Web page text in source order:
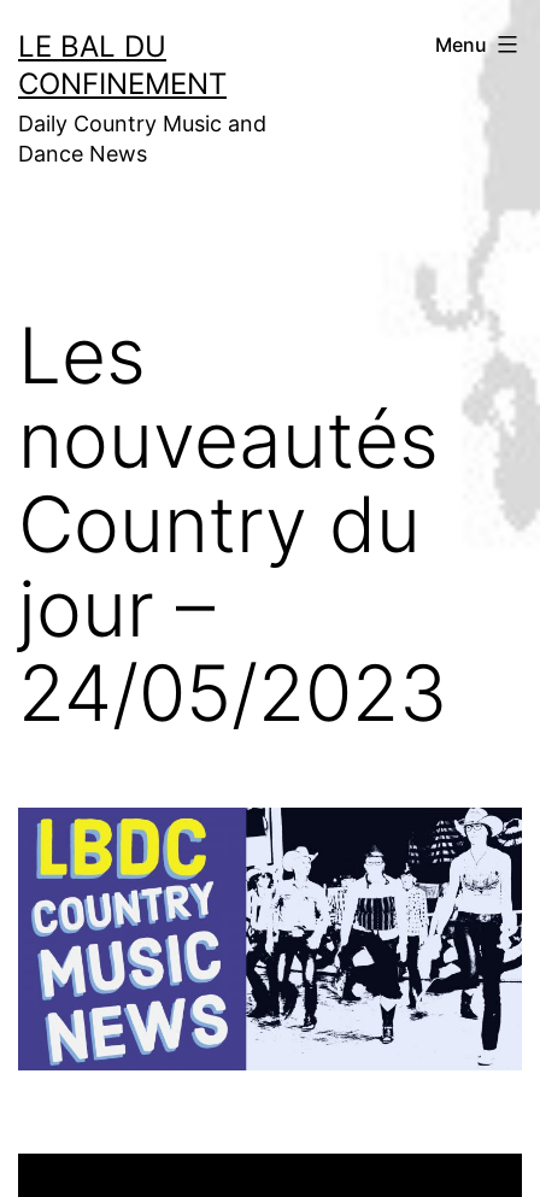
au
contenu
LE BAL DU
CONFINEMENT
Daily Country Music and
Dance News
Menu
Les
nouveautés
Country du
jour –
24/05/2023